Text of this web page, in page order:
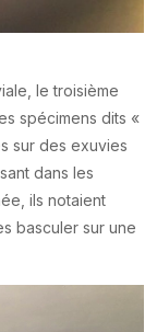
le troisième
spécimens dits «
sur des exuvies
dans les
ils notaient
basculer sur une